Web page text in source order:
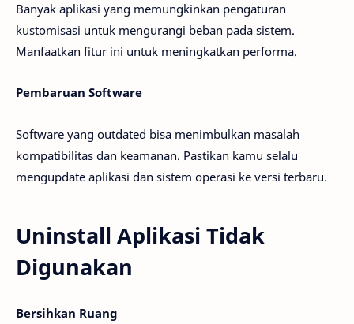
Banyak aplikasi yang memungkinkan pengaturan
kustomisasi untuk mengurangi beban pada sistem.
Manfaatkan fitur ini untuk meningkatkan performa.
Pembaruan Software
Software yang outdated bisa menimbulkan masalah
kompatibilitas dan keamanan. Pastikan kamu selalu
mengupdate aplikasi dan sistem operasi ke versi terbaru.
Uninstall Aplikasi Tidak
Digunakan
Bersihkan Ruang